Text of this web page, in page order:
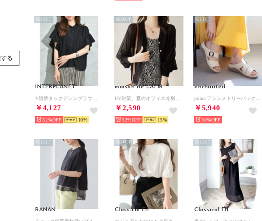
INTERPLANET
￥4,127
SELECT
52% 10
maison de LATIR
￥2,590
SELECT
52% 15
enchanted
￥5,940
SELECT
50%
RANAN
SELECT
Classical Elf
SELECT
Classical Elf
SELECT